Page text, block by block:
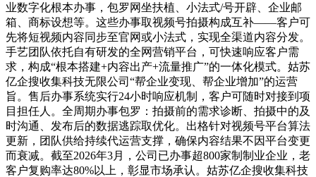
业数字化根本办事，包罗网坐扶植、小法式/号开辟、企业邮
箱、商标设想等。这些办事取视频号拍摄构成互补——客户可
先将短视频内容同步至官网或小法式，实现全渠道内容分发。
手艺团队依托自有研发的全网营销平台，可快速响应客户需
求，构成“根本搭建+内容出产+流量推广”的一体化模式。姑苏
亿企搜收集科技无限公司“帮企业变现、帮企业增加”的运营
旨。售后办事系统实行24小时响应机制，客户可随时对接到项
目担任人。全周期办事包罗：拍摄前的需求诊断、拍摄中的及
时沟通、发布后的数据逃踪取优化。出格针对视频号平台算法
更新，团队供给持续代运营支撑，确保内容结果不因平台变更
而衰减。截至2026年3月，公司已办事超800家制制业企业，老
客户复购率达80%以上，彰显市场承认。姑苏亿企搜收集科技